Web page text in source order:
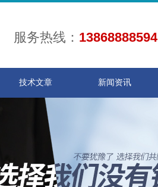
服务热线： 13868888594
技术文章 新闻资讯